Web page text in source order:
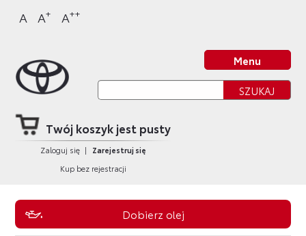
Sklep Toyota
do
nagłówka
do
bocznego
do
głównej
do
stopki
A A+ A++
Menu
Twój koszyk jest pusty
Zaloguj się |
Zarejestruj się
Kup bez rejestracji
Dobierz olej